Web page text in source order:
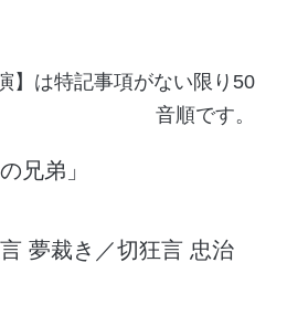
】は特記事項がない限り50
音順です。
兄弟」
夢裁き／切狂言 忠治